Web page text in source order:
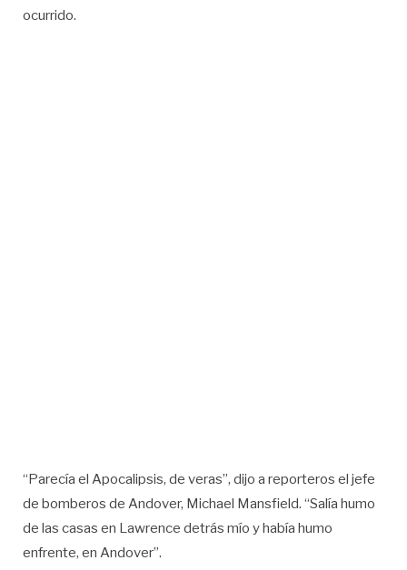
ocurrido.
“Parecía el Apocalipsis, de veras”, dijo a reporteros el jefe
de bomberos de Andover, Michael Mansfield. “Salía humo
de las casas en Lawrence detrás mío y había humo
enfrente, en Andover”.